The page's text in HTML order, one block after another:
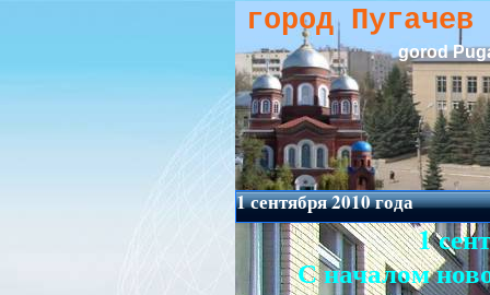
город Пугачев
gorod
1 сентября 2010 года
1
С началом